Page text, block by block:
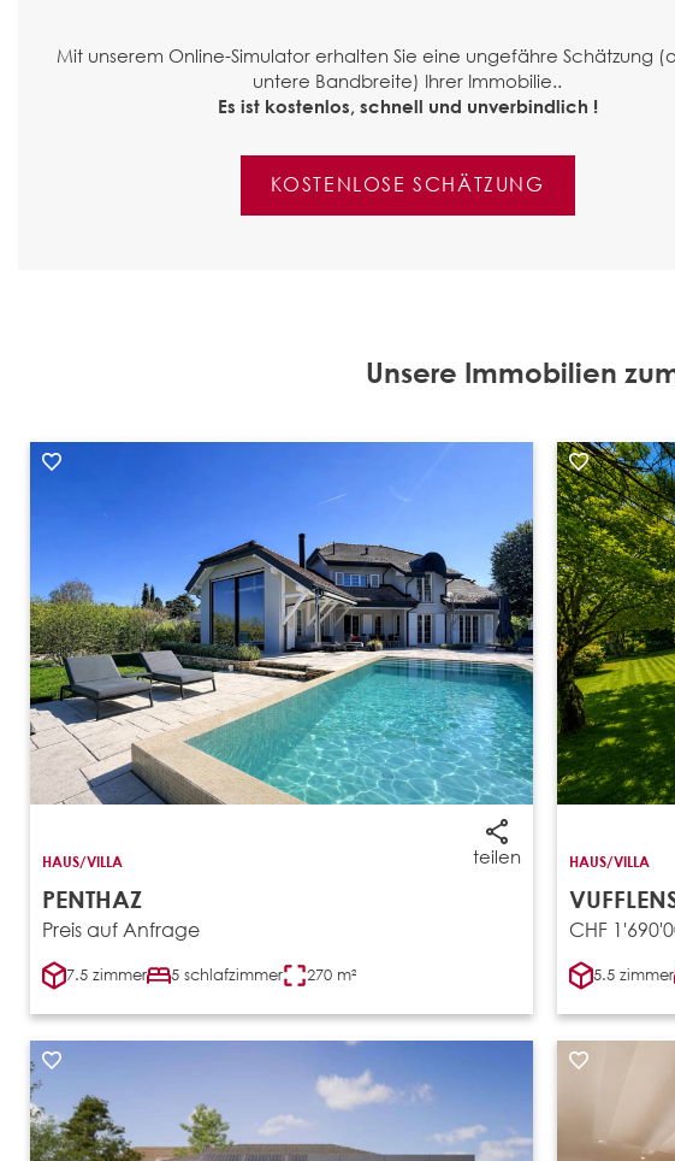
Mit unserem Online-Simulator erhalten Sie eine ungefähre Schätzung
untere Bandbreite) Ihrer Immobilie..
Es ist kostenlos, schnell und unverbindlich !
KOSTENLOSE SCHÄTZUNG
Unsere Immobilien
teilen
HAUS/VILLA
PENTHAZ
Preis auf Anfrage
7.5 zimmer 5 schlafzimmer 270 m²
HAUS/VILLA
CHF
5.5 zimmer